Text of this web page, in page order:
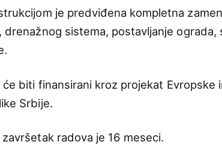
je predviđena kompletna
drenažnog sistema, postavljanje ograda,
će biti finansirani kroz projekat
Srbije.
završetak radova je 16 meseci.